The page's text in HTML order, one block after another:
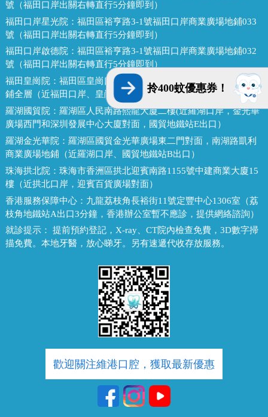
號（福田口岸出關右轉直行5分鐘即到）
福田口岸星光院： 福田區裕亨路3-1號福田口岸商業廣場地鋪033
號（福田口岸出關右轉直行5分鐘即到）
福田口岸啟德院： 福田區裕亨路3-1號福田口岸商業廣場地鋪032
號（福田口岸出關右轉直行5分鐘即到）
福田皇崗院： 福田區皇崗口岸皇禦苑（皇城廣場C門）深港1號地
鋪全層（近福田口岸、皇崗口岸地鐵站E出口）
羅湖國貿院： 羅湖區人民南路熙龍大廈二樓(近羅湖口岸，金光華
廣場西門和深圳發展中心大廈對面，國貿地鐵站E出口）
羅湖金光華院： 羅湖區國貿金光華廣場東二門對面，南湖路凱利
商業廣場地鋪（近羅湖口岸、國貿地鐵站B出口）
珠海拱北院： 珠海市香洲區拱北迎賓南路1155號中建商業大廈15
樓（近拱北口岸，迎賓百貨廣場對面）
香港服務保障中心： 九龍荔枝角長裕街11號定豐中心1306室（荔
枝角地鐵站A出口3分鐘，香港辦公室暫不應診，提供網絡諮詢）
就診提示： 提前預約登記，X-ray、CT院內檢查免費，3D數字掃
描免費。本地牙醫，放心睇牙。另有速遞代收存放服務。
歡迎關注維港口腔，獲取最新優惠
拎400蚊優惠券！